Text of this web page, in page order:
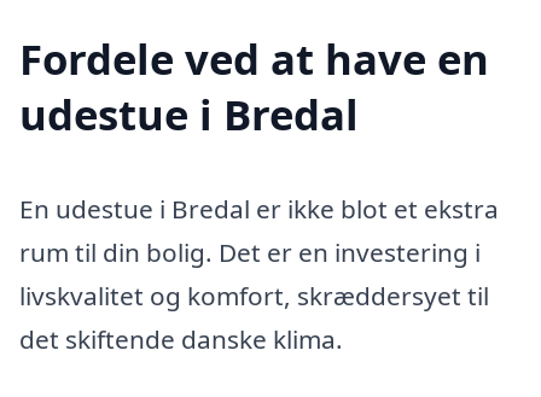
Fordele ved at have en
udestue i Bredal
En udestue i Bredal er ikke blot et ekstra
rum til din bolig. Det er en investering i
livskvalitet og komfort, skræddersyet til
det skiftende danske klima.